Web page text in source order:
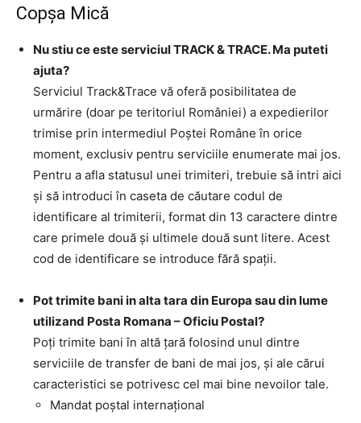
Copşa Mică
Nu stiu ce este serviciul TRACK & TRACE. Ma puteti
ajuta?
Serviciul Track&Trace vă oferă posibilitatea de
urmărire (doar pe teritoriul României) a expedierilor
trimise prin intermediul Poştei Române în orice
moment, exclusiv pentru serviciile enumerate mai jos.
Pentru a afla statusul unei trimiteri, trebuie să intri aici
şi să introduci în caseta de căutare codul de
identificare al trimiterii, format din 13 caractere dintre
care primele două şi ultimele două sunt litere. Acest
cod de identificare se introduce fără spaţii.
Pot trimite bani in alta tara din Europa sau din lume
utilizand Posta Romana – Oficiu Postal?
Poţi trimite bani în altă ţară folosind unul dintre
serviciile de transfer de bani de mai jos, şi ale cărui
caracteristici se potrivesc cel mai bine nevoilor tale.
Mandat poştal internaţional